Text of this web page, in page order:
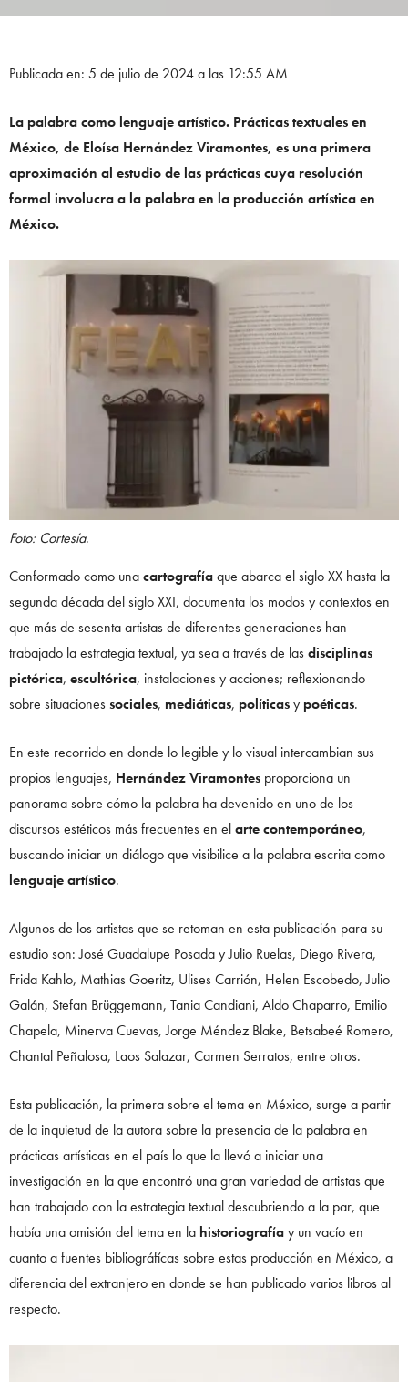
Publicada en: 5 de julio de 2024 a las 12:55 AM
La palabra como lenguaje artístico. Prácticas textuales en
México, de Eloísa Hernández Viramontes, es una primera
aproximación al estudio de las prácticas cuya resolución
formal involucra a la palabra en la producción artística en
México.
Foto: Cortesía.
Conformado como unacartografíaque abarca el siglo XX hasta la
segunda década del siglo XXI, documenta los modos y contextos en
que más de sesenta artistas de diferentes generaciones han
trabajado la estrategia textual, ya sea a través de lasdisciplinas
pictórica, escultórica, instalaciones y acciones; reflexionando
sobre situacionessociales, mediáticas, políticasy poéticas.
En este recorrido en donde lo legible y lo visual intercambian sus
propios lenguajes, Hernández Viramontes proporciona un
panorama sobre cómo la palabra ha devenido en uno de los
discursos estéticos más frecuentes en elarte contemporáneo,
buscando iniciar un diálogo que visibilice a la palabra escrita como
lenguaje artístico.
Algunos de los artistas que se retoman en esta publicación para su
estudio son: José Guadalupe Posada y Julio Ruelas, Diego Rivera,
Frida Kahlo, Mathias Goeritz, Ulises Carrión, Helen Escobedo, Julio
Galán, Stefan Brüggemann, Tania Candiani, Aldo Chaparro, Emilio
Chapela, Minerva Cuevas, Jorge Méndez Blake, Betsabeé Romero,
Chantal Peñalosa, Laos Salazar, Carmen Serratos, entre otros.
Esta publicación, la primera sobre el tema en México, surge a partir
de la inquietud de la autora sobre la presencia de la palabra en
prácticas artísticas en el país lo que la llevó a iniciar una
investigación en la que encontró una gran variedad de artistas que
han trabajado con la estrategia textual descubriendo a la par, que
había una omisión del tema en la historiografíay un vacío en
cuanto a fuentes bibliográfícas sobre estas producción en México, a
diferencia del extranjero en donde se han publicado varios libros al
respecto.